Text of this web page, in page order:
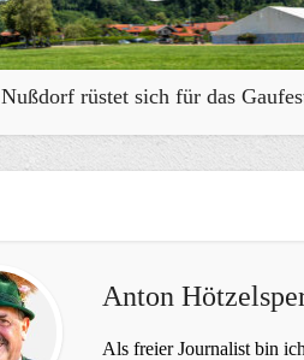
Nußdorf rüstet sich für das
Anton
Als freier Journalist bin